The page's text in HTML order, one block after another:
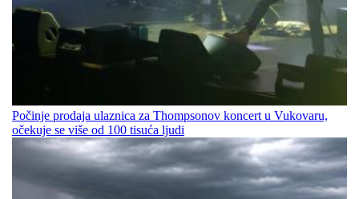
Počinje prodaja ulaznica za Thompsonov koncert u Vukovaru,
očekuje se više od 100 tisuća ljudi